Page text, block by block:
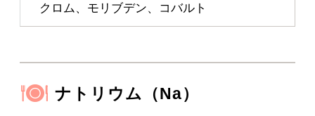
クロム、モリブデン、コバルト
ナトリウム（Na）